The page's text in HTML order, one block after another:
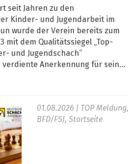
seit Jahren zu den
Kinder- und Jugendarbeit im
wurde der Verein bereits zum
mit dem Qualitätssiegel „Top-
und Jugendschach“
verdiente Anerkennung für sein...
01.08.2026 | TOP Meldung,
BFD/FSJ, Startseite